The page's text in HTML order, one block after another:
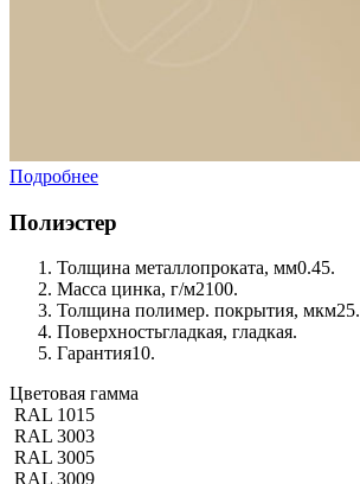
Подробнее
Полиэстер
Толщина металлопроката, мм0.45.
Масса цинка, г/м2100.
Толщина полимер. покрытия, мкм25.
Поверхностьгладкая, гладкая.
Гарантия10.
Цветовая гамма
RAL 1015
RAL 3003
RAL 3005
RAL 3009